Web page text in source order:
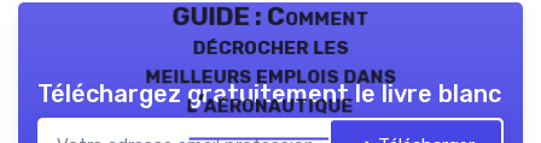
GUIDE : Comment
décrocher les
meilleurs emplois dans
l’aéronautique
Téléchargez gratuitement le livre blanc